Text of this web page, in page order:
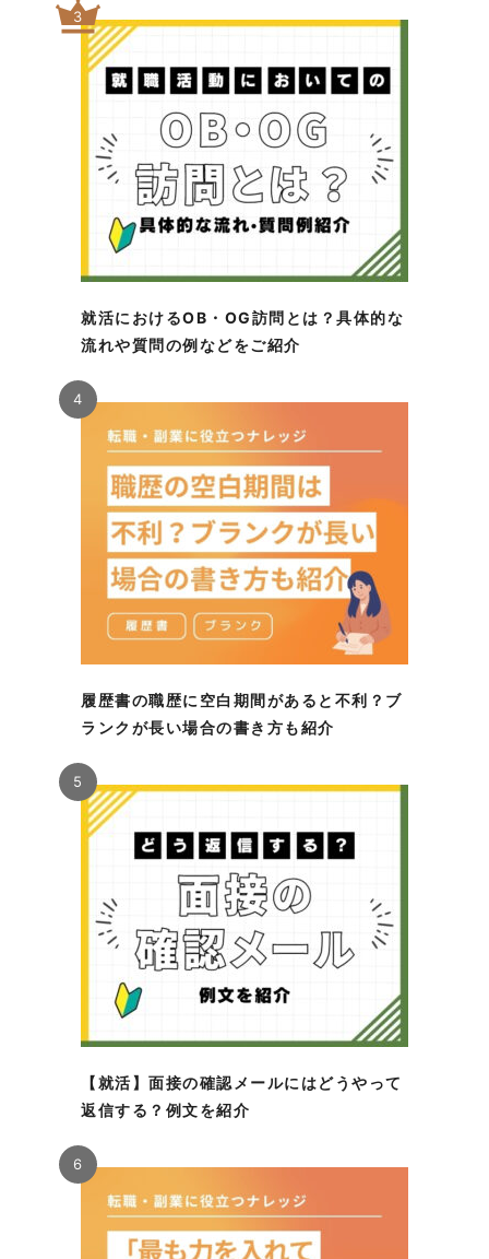
就活におけるOB・OG訪問とは？具体的な
流れや質問の例などをご紹介
3
履歴書の職歴に空白期間があると不利？ブ
ランクが長い場合の書き方も紹介
4
【就活】面接の確認メールにはどうやって
返信する？例文を紹介
5
6